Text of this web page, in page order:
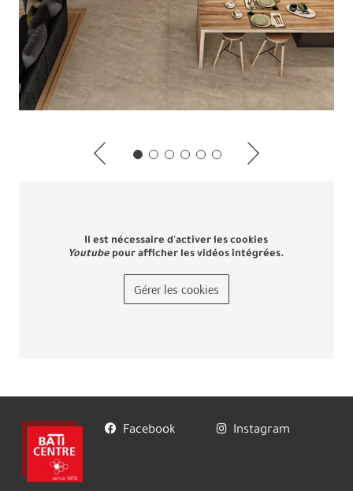
Il est nécessaire d'activer les cookies
Youtube pour afficher les vidéos intégrées.
Gérer les cookies
Facebook Instagram